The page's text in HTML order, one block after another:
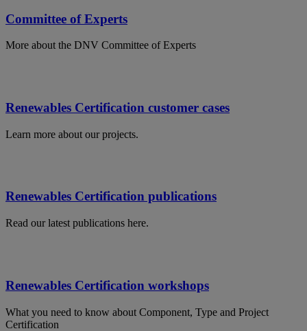
Committee of Experts
More about the DNV Committee of Experts
Renewables Certification customer cases
Learn more about our projects.
Renewables Certification publications
Read our latest publications here.
Renewables Certification workshops
What you need to know about Component, Type and Project
Certification